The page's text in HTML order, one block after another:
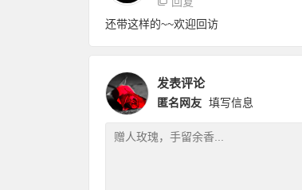
还带这样的~~欢迎回访
发表评论
匿名网友 填写信息